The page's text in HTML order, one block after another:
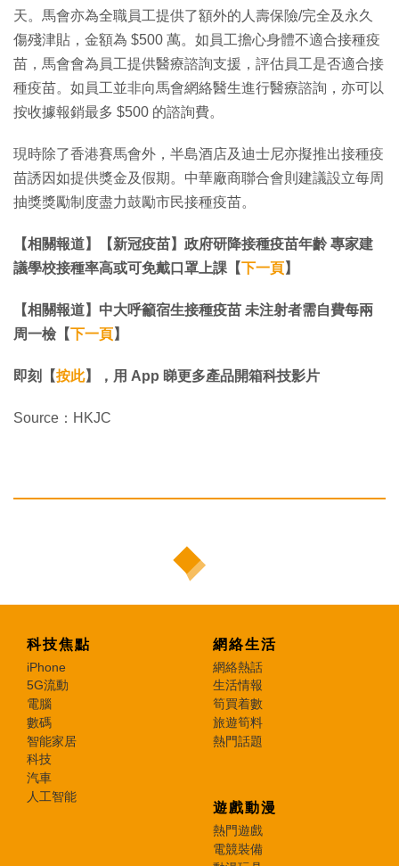
天。馬會亦為全職員工提供了額外的人壽保險/完全及永久
傷殘津貼，金額為 $500 萬。如員工擔心身體不適合接種疫
苗，馬會會為員工提供醫療諮詢支援，評估員工是否適合接
種疫苗。如員工並非向馬會網絡醫生進行醫療諮詢，亦可以
按收據報銷最多 $500 的諮詢費。
現時除了香港賽馬會外，半島酒店及迪士尼亦擬推出接種疫
苗誘因如提供獎金及假期。中華廠商聯合會則建議設立每周
抽獎獎勵制度盡力鼓勵市民接種疫苗。
【相關報道】【新冠疫苗】政府研降接種疫苗年齡 專家建
議學校接種率高或可免戴口罩上課【下一頁】
【相關報道】中大呼籲宿生接種疫苗 未注射者需自費每兩
周一檢【下一頁】
即刻【按此】，用 App 睇更多產品開箱科技影片
Source：HKJC
科技焦點
iPhone
5G流動
電腦
數碼
智能家居
科技
汽車
人工智能
網絡生活
網絡熱話
生活情報
筍買着數
旅遊筍料
熱門話題
遊戲動漫
熱門遊戲
電競裝備